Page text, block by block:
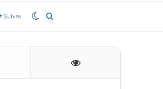
Suivre Switch skin